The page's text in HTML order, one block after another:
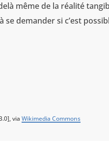
même de la réalité
demander si c’est
viaWikimedia Commons